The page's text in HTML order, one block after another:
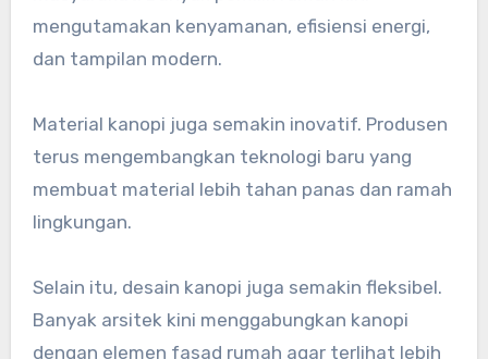
mengutamakan kenyamanan, efisiensi energi,
dan tampilan modern.
Material kanopi juga semakin inovatif. Produsen
terus mengembangkan teknologi baru yang
membuat material lebih tahan panas dan ramah
lingkungan.
Selain itu, desain kanopi juga semakin fleksibel.
Banyak arsitek kini menggabungkan kanopi
dengan elemen fasad rumah agar terlihat lebih